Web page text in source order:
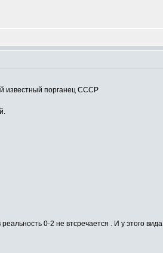
известный порганец СССР
0-2 не втсречается . И у этого